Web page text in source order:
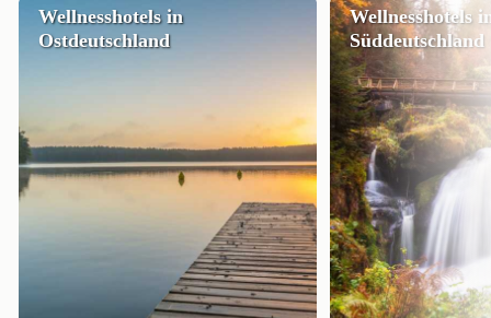
Wellnesshotels in
Ostdeutschland
Wellnesshotels
Süddeutschland